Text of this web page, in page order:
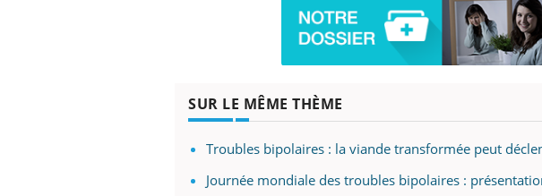
SUR LE MÊME THÈME
Troubles bipolaires : la viande transformée peut
Journée mondiale des troubles bipolaires :